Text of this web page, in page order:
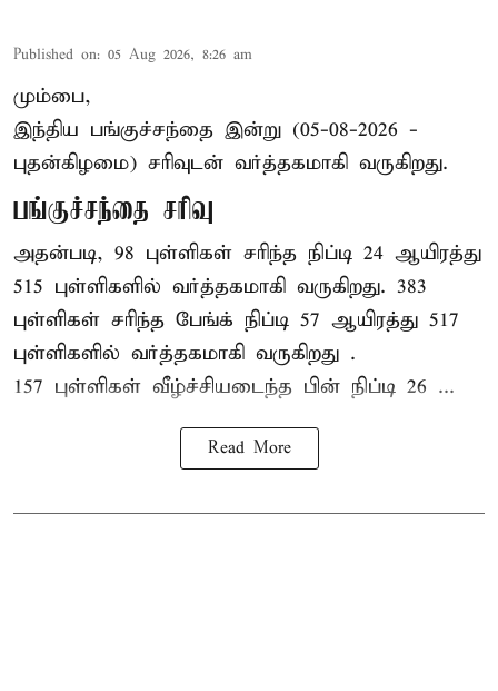
Published on: 05 Aug 2026, 8:26 am
மும்பை,
இந்திய பங்குச்சந்தை இன்று (05-08-2026 -
புதன்கிழமை) சரிவுடன் வர்த்தகமாகி வருகிறது.
பங்குச்சந்தை சரிவு
அதன்படி, 98 புள்ளிகள் சரிந்த நிப்டி 24 ஆயிரத்து
515 புள்ளிகளில் வர்த்தகமாகி வருகிறது. 383
புள்ளிகள் சரிந்த பேங்க் நிப்டி 57 ஆயிரத்து 517
புள்ளிகளில் வர்த்தகமாகி வருகிறது .
157 புள்ளிகள் வீழ்ச்சியடைந்த பின் நிப்டி 26 ...
Read More